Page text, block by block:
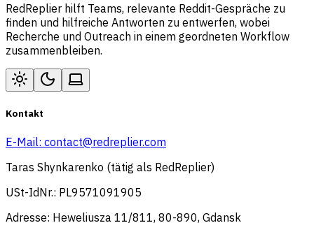
RedReplier hilft Teams, relevante Reddit-Gespräche zu
finden und hilfreiche Antworten zu entwerfen, wobei
Recherche und Outreach in einem geordneten Workflow
zusammenbleiben.
Kontakt
E-Mail: contact@redreplier.com
Taras Shynkarenko (tätig als RedReplier)
USt-IdNr.: PL9571091905
Adresse: Heweliusza 11/811, 80-890, Gdansk